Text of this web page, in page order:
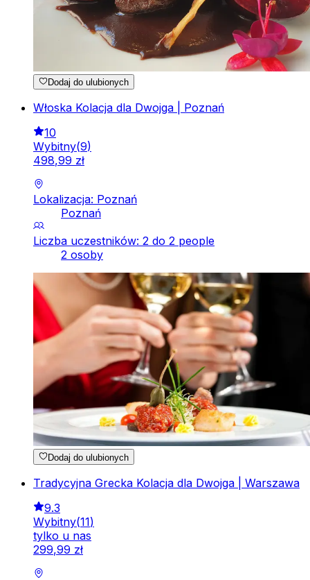
Dodaj do ulubionych
Włoska Kolacja dla Dwojga | Poznań
10
Wybitny(9)
498,99 zł
Lokalizacja: Poznań
Poznań
Liczba uczestników: 2 do 2 people
2 osoby
Dodaj do ulubionych
Tradycyjna Grecka Kolacja dla Dwojga | Warszawa
9.3
Wybitny(11)
tylko u nas
299,99 zł